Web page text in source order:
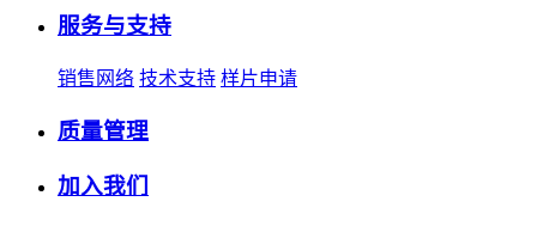
服务与支持
销售网络 技术支持 样片申请
质量管理
加入我们